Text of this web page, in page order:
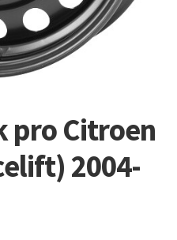
pro Citroen
2004-